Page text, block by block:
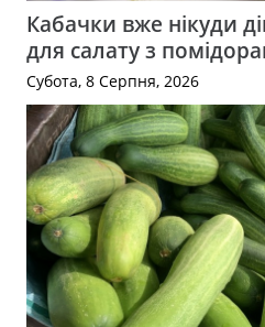
Кабачки вже нікуди
для салату з
Субота, 8 Серпня, 2026